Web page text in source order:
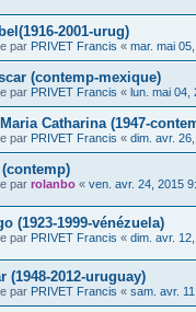
2001-urug)
par PRIVET Francis « mar. mai
(contemp-mexique)
par PRIVET Francis « lun. mai 04,
Catharina (1947-
par PRIVET Francis « dim. avr.
par rolanbo « ven. avr. 24, 2015
(1923-1999-vénézuela)
par PRIVET Francis « dim. avr.
(1948-2012-uruguay)
par PRIVET Francis « sam. avr.